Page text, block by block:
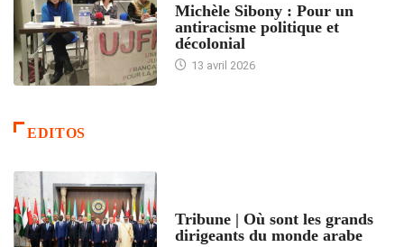
Michèle Sibony : Pour un
antiracisme politique et
décolonial
13 avril 2026
EDITOS
Tribune | Où sont les grands
dirigeants du monde arabe